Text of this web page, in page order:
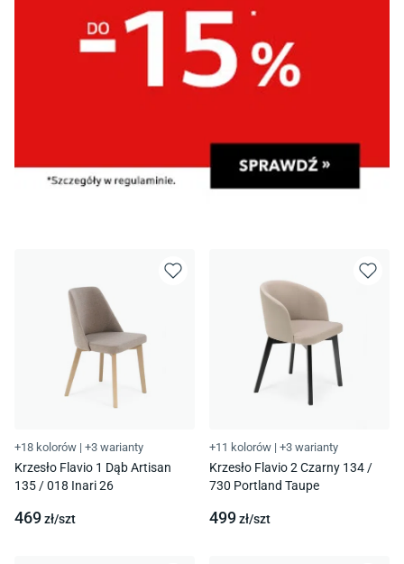
+18 kolorów | +3 warianty
Krzesło Flavio 1 Dąb Artisan
135 / 018 Inari 26
469zł/szt
+11 kolorów | +3 warianty
Krzesło Flavio 2 Czarny 134 /
730 Portland Taupe
499zł/szt